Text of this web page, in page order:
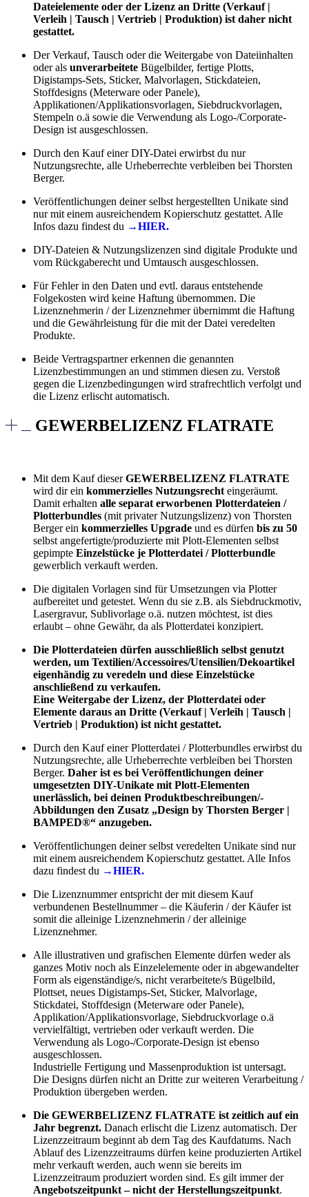
Dateielemente oder der Lizenz an Dritte (Verkauf |
Verleih | Tausch | Vertrieb | Produktion) ist daher nicht
gestattet.
Der Verkauf, Tausch oder die Weitergabe von Dateiinhalten
oder als unverarbeitete Bügelbilder, fertige Plotts,
Digistamps-Sets, Sticker, Malvorlagen, Stickdateien,
Stoffdesigns (Meterware oder Panele),
Applikationen/Applikationsvorlagen, Siebdruckvorlagen,
Stempeln o.ä sowie die Verwendung als Logo-/Corporate-
Design ist ausgeschlossen.
Durch den Kauf einer DIY-Datei erwirbst du nur
Nutzungsrechte, alle Urheberrechte verbleiben bei Thorsten
Berger.
Veröffentlichungen deiner selbst hergestellten Unikate sind
nur mit einem ausreichendem Kopierschutz gestattet. Alle
Infos dazu findest du →HIER.
DIY-Dateien & Nutzungslizenzen sind digitale Produkte und
vom Rückgaberecht und Umtausch ausgeschlossen.
Für Fehler in den Daten und evtl. daraus entstehende
Folgekosten wird keine Haftung übernommen. Die
Lizenznehmerin / der Lizenznehmer übernimmt die Haftung
und die Gewährleistung für die mit der Datei veredelten
Produkte.
Beide Vertragspartner erkennen die genannten
Lizenzbestimmungen an und stimmen diesen zu. Verstoß
gegen die Lizenzbedingungen wird strafrechtlich verfolgt und
die Lizenz erlischt automatisch.
GEWERBELIZENZ FLATRATE
Mit dem Kauf dieserGEWERBELIZENZ FLATRATE
wird dir ein kommerzielles Nutzungsrecht eingeräumt.
Damit erhalten alle separat erworbenen Plotterdateien /
Plotterbundles (mit privater Nutzungslizenz) von Thorsten
Berger ein kommerzielles Upgrade und es dürfen bis zu 50
selbst angefertigte/produzierte mit Plott-Elementen selbst
gepimpte Einzelstücke je Plotterdatei / Plotterbundle
gewerblich verkauft werden.
Die digitalen Vorlagen sind für Umsetzungen via Plotter
aufbereitet und getestet. Wenn du sie z.B. als Siebdruckmotiv,
Lasergravur, Sublivorlage o.ä. nutzen möchtest, ist dies
erlaubt – ohne Gewähr, da als Plotterdatei konzipiert.
Die Plotterdateien dürfen ausschließlich selbst genutzt
werden, um Textilien/Accessoires/Utensilien/Dekoartikel
eigenhändig zu veredeln und diese Einzelstücke
anschließend zu verkaufen.
Eine Weitergabe der Lizenz, der Plotterdatei oder
Elemente daraus an Dritte (Verkauf | Verleih | Tausch |
Vertrieb | Produktion) ist nicht gestattet.
Durch den Kauf einer Plotterdatei / Plotterbundles erwirbst du
Nutzungsrechte, alle Urheberrechte verbleiben bei Thorsten
Berger. Daher ist es bei Veröffentlichungen deiner
umgesetzten DIY-Unikate mit Plott-Elementen
unerlässlich, bei deinen Produktbeschreibungen/-
Abbildungen den Zusatz „Design by Thorsten Berger |
BAMPED®“ anzugeben.
Veröffentlichungen deiner selbst veredelten Unikate sind nur
mit einem ausreichendem Kopierschutz gestattet. Alle Infos
dazu findest du →HIER.
Die Lizenznummer entspricht der mit diesem Kauf
verbundenen Bestellnummer – die Käuferin / der Käufer ist
somit die alleinige Lizenznehmerin / der alleinige
Lizenznehmer.
Alle illustrativen und grafischen Elemente dürfen weder als
ganzes Motiv noch als Einzelelemente oder in abgewandelter
Form als eigenständige/s, nicht verarbeitete/s Bügelbild,
Plottset, neues Digistamps-Set, Sticker, Malvorlage,
Stickdatei, Stoffdesign (Meterware oder Panele),
Applikation/Applikationsvorlage, Siebdruckvorlage o.ä
vervielfältigt, vertrieben oder verkauft werden. Die
Verwendung als Logo-/Corporate-Design ist ebenso
ausgeschlossen.
Industrielle Fertigung und Massenproduktion ist untersagt.
Die Designs dürfen nicht an Dritte zur weiteren Verarbeitung /
Produktion übergeben werden.
Die GEWERBELIZENZ FLATRATE ist zeitlich auf ein
Jahr begrenzt. Danach erlischt die Lizenz automatisch. Der
Lizenzzeitraum beginnt ab dem Tag des Kaufdatums. Nach
Ablauf des Lizenzzeitraums dürfen keine produzierten Artikel
mehr verkauft werden, auch wenn sie bereits im
Lizenzzeitraum produziert worden sind. Es gilt immer der
Angebotszeitpunkt – nicht der Herstellungszeitpunkt.